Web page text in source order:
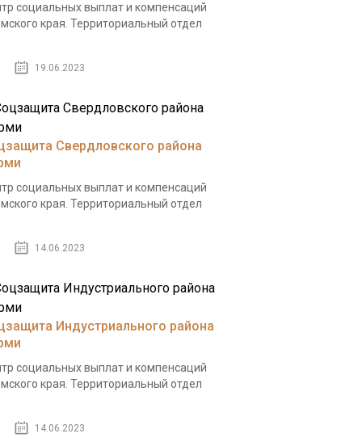
социальных выплат и компенсаций
края. Территориальный отдел
19.06.2023
Свердловского района
социальных выплат и компенсаций
края. Территориальный отдел
14.06.2023
Индустриального района
социальных выплат и компенсаций
края. Территориальный отдел
14.06.2023